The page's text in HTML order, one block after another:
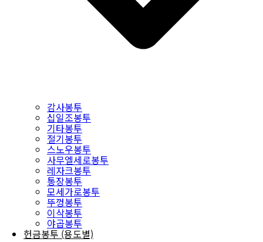
감사봉투
십일조봉투
기타봉투
절기봉투
스노우봉투
사무엘세로봉투
레자크봉투
통장봉투
모세가로봉투
뚜껑봉투
이삭봉투
야곱봉투
헌금봉투 (용도별)